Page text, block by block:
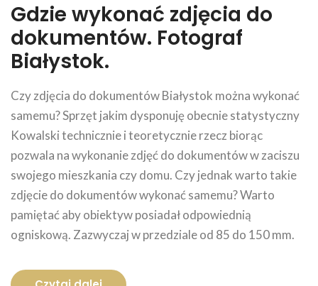
Gdzie wykonać zdjęcia do
dokumentów. Fotograf
Białystok.
Czy zdjęcia do dokumentów Białystok można wykonać
samemu? Sprzęt jakim dysponuję obecnie statystyczny
Kowalski technicznie i teoretycznie rzecz biorąc
pozwala na wykonanie zdjęć do dokumentów w zaciszu
swojego mieszkania czy domu. Czy jednak warto takie
zdjęcie do dokumentów wykonać samemu? Warto
pamiętać aby obiektyw posiadał odpowiednią
ogniskową. Zazwyczaj w przedziale od 85 do 150 mm.